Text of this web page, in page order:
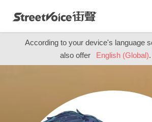
According to your device's language
also offer
English (Global).